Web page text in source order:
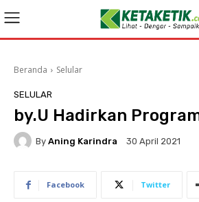
Beranda Selular
SELULAR
by.U Hadirkan
By Aning Karindra 30 April 2021
Facebook Twitter